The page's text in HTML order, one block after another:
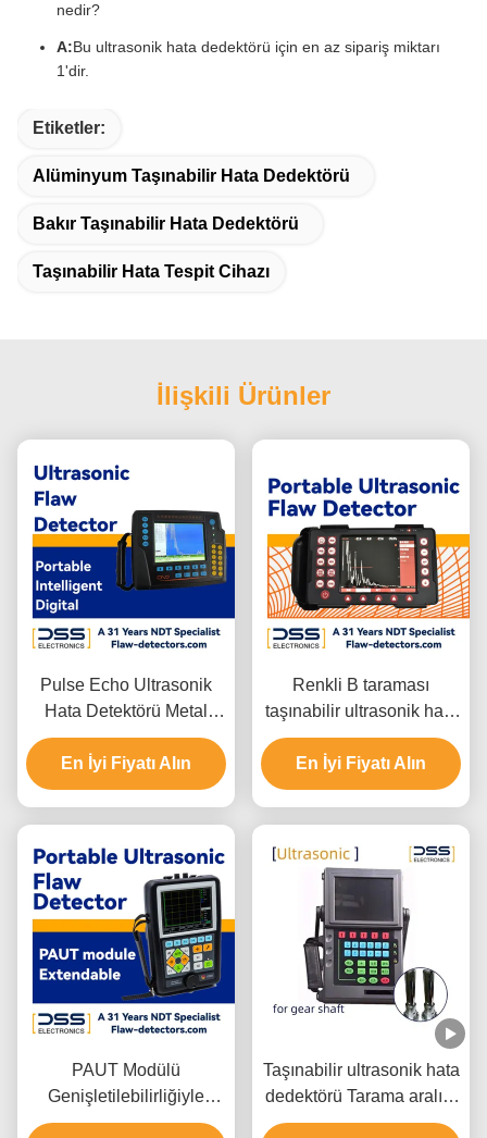
nedir?
A:Bu ultrasonik hata dedektörü için en az sipariş miktarı
1'dir.
Etiketler:
Alüminyum Taşınabilir Hata Dedektörü
Bakır Taşınabilir Hata Dedektörü
Taşınabilir Hata Tespit Cihazı
İlişkili Ürünler
Pulse Echo Ultrasonik
Hata Detektörü Metal
Ultrasonik Detektör HY-
580
En İyi Fiyatı Alın
Renkli B taraması
taşınabilir ultrasonik hata
dedektörü HY-33
En İyi Fiyatı Alın
PAUT Modülü
Genişletilebilirliğiyle
Taşınabilir Ultrasonik
Taşınabilir ultrasonik hata
dedektörü Tarama aralığı
0-6000mm Çalışma